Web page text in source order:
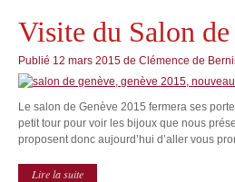
Visite du Salon
Publié 12 mars 2015 de Clémence de
Le salon de Genève 2015 fermera ses
petit tour pour voir les bijoux que nous
proposent donc aujourd’hui d’aller vous
Lire la suite